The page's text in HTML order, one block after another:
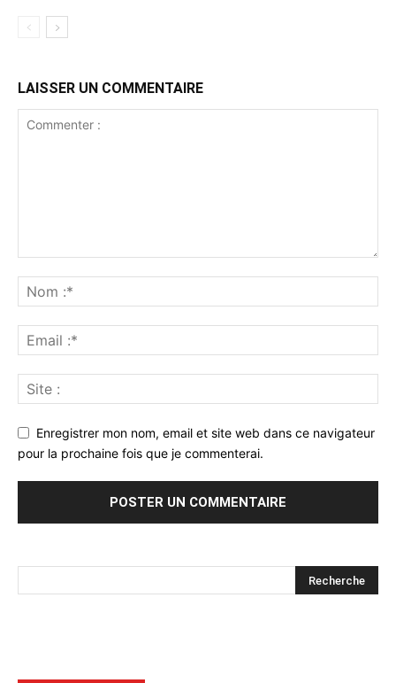
LAISSER UN COMMENTAIRE
Enregistrer mon nom, email et site web dans ce navigateur
pour la prochaine fois que je commenterai.